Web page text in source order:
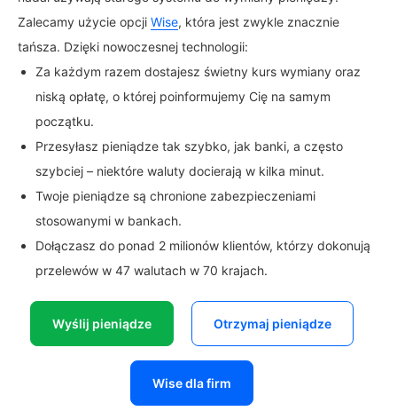
Zalecamy użycie opcji Wise, która jest zwykle znacznie
tańsza. Dzięki nowoczesnej technologii:
Za każdym razem dostajesz świetny kurs wymiany oraz
niską opłatę, o której poinformujemy Cię na samym
początku.
Przesyłasz pieniądze tak szybko, jak banki, a często
szybciej – niektóre waluty docierają w kilka minut.
Twoje pieniądze są chronione zabezpieczeniami
stosowanymi w bankach.
Dołączasz do ponad 2 milionów klientów, którzy dokonują
przelewów w 47 walutach w 70 krajach.
Wyślij pieniądze Otrzymaj pieniądze
Wise dla firm